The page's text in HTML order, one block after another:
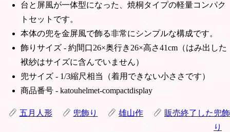
台と屏風が一体型になった、焼桐タイプの軽量コンパク
トセットです。
本体の兜を金屏風で飾る非常にシンプルな構成です。
飾りサイズ - 約間口26×奥行き26×高さ41cm（はみ出した
袱紗はサイズに含んでいません）
兜サイズ - 1/3縮尺相当（着用できない小ささです）
商品番号 - katouhelmet-compactdisplay
五月人形 兜飾り 雄山作
販売終了した兜飾
り